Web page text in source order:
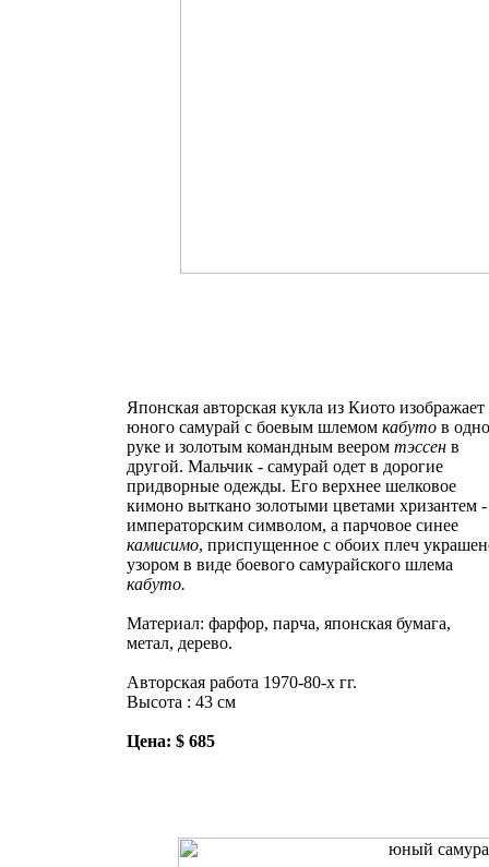
Японская авторская кукла из Киото изображает
юного самурай с боевым шлемом кабутов
руке и золотым командным веером тэссенв
другой. Мальчик - самурай одет в дорогие
придворные одежды. Его верхнее шелковое
кимоно выткано золотыми цветами хризантем -
императорским символом, а парчовое синее
камисимо, приспущенное с обоих плеч
узором в виде боевого самурайского шлема
кабуто.
Материал: фарфор, парча, японская бумага,
метал, дерево.
Авторская работа 1970-80-х гг.
Высота : 43 см
Цена: $ 685